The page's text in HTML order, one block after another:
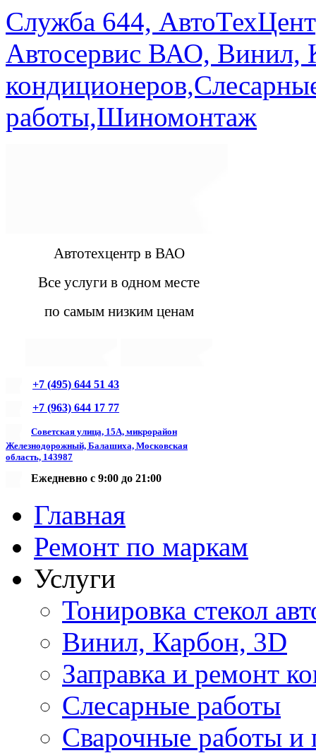
Служба 644,
Автосервис ВАО, Винил,
работы,Шиномонтаж
Автотехцентр в ВАО
Все услуги в одном месте
по самым низким ценам
+7 (495) 644 51 43
+7 (963) 644 17 77
Советская улица, 15А, микрорайон
Железнодорожный, Балашиха, Московская
область, 143987
Ежедневно с 9:00 до 21:00
Главная
Ремонт по маркам
Услуги
Тонировка стекол
Винил, Карбон, 3D
Заправка и ремонт
Слесарные работы
Сварочные работы и